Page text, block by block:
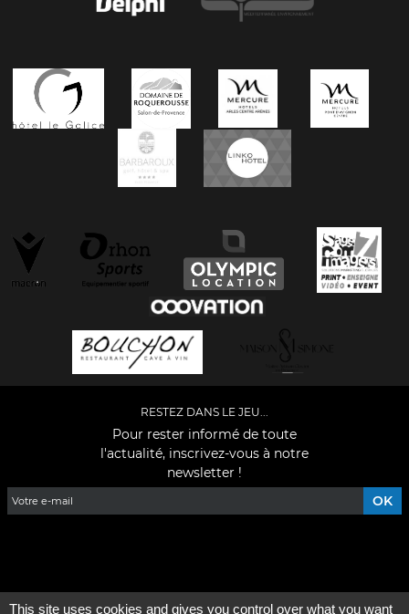
RESTEZ DANS LE JEU...
Pour rester informé de toute
l'actualité, inscrivez-vous à notre
newsletter !
This site uses cookies and gives you control over what you want